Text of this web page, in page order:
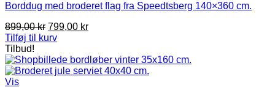
Borddug med broderet flag fra Speedtsberg 140×360 cm.
899,00kr Den
oprindelige
var:
899,00 kr.
799,00 krDen
er:
799,00 kr.
Tilføj til kurv
Tilbud!
Vis